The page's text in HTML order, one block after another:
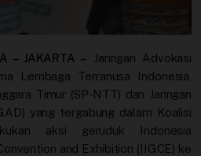
– JAKARTA – Jaringan Advokasi
Lembaga Terranusa Indonesia,
Timur (SP-NTT) dan Jaringan
yang tergabung dalam Koalisi
aksi geruduk Indonesia
and Exhibition (IIGCE) ke